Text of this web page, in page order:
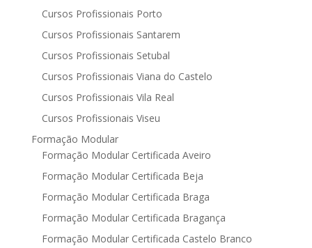
Cursos Profissionais Porto
Cursos Profissionais Santarem
Cursos Profissionais Setubal
Cursos Profissionais Viana do Castelo
Cursos Profissionais Vila Real
Cursos Profissionais Viseu
Formação Modular
Formação Modular Certificada Aveiro
Formação Modular Certificada Beja
Formação Modular Certificada Braga
Formação Modular Certificada Bragança
Formação Modular Certificada Castelo Branco